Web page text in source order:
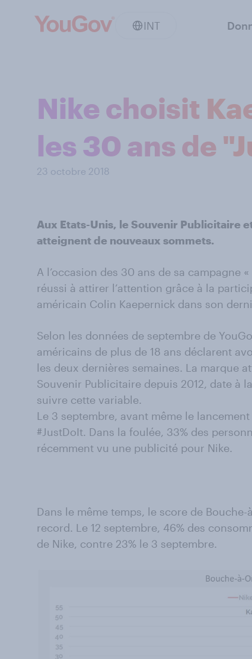
INT
Nike choisit
les 30 ans de
23 octobre 2018
Aux Etats-Unis, le Souvenir Publicitaire
atteignent de nouveaux sommets.
A l’occasion des 30 ans de sa campagne
réussi à attirer l’attention grâce à la
américain Colin Kaepernick dans son
Selon les données de septembre de
américains de plus de 18 ans déclarent
les deux dernières semaines. La marque
Souvenir Publicitaire depuis 2012, date à
suivre cette variable.
Le 3 septembre, avant même le
#JustDoIt. Dans la foulée, 33% des
récemment vu une publicité pour Nike.
Dans le même temps, le score de
record. Le 12 septembre, 46% des
de Nike, contre 23% le 3 septembre.